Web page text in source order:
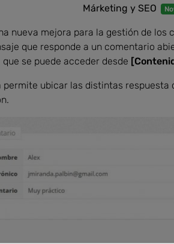
Márketing y SEO
nueva mejora para la gestión de
que responde a un comentario
que se puede acceder desde
permite ubicar las distintas